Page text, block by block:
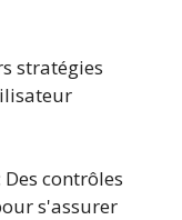
stratégies
Des contrôles
s'assurer